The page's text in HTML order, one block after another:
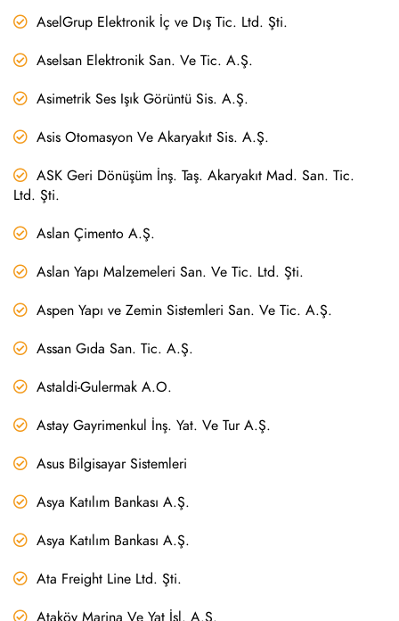
AselGrup Elektronik İç ve Dış Tic. Ltd. Şti.
Aselsan Elektronik San. Ve Tic. A.Ş.
Asimetrik Ses Işık Görüntü Sis. A.Ş.
Asis Otomasyon Ve Akaryakıt Sis. A.Ş.
ASK Geri Dönüşüm İnş. Taş. Akaryakıt Mad. San. Tic.
Ltd. Şti.
Aslan Çimento A.Ş.
Aslan Yapı Malzemeleri San. Ve Tic. Ltd. Şti.
Aspen Yapı ve Zemin Sistemleri San. Ve Tic. A.Ş.
Assan Gıda San. Tic. A.Ş.
Astaldi-Gulermak A.O.
Astay Gayrimenkul İnş. Yat. Ve Tur A.Ş.
Asus Bilgisayar Sistemleri
Asya Katılım Bankası A.Ş.
Asya Katılım Bankası A.Ş.
Ata Freight Line Ltd. Şti.